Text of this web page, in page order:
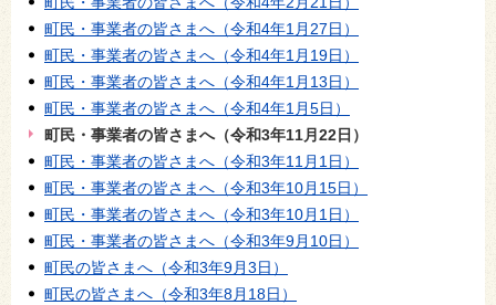
町民・事業者の皆さまへ（令和4年1月27日）
町民・事業者の皆さまへ（令和4年1月19日）
町民・事業者の皆さまへ（令和4年1月13日）
町民・事業者の皆さまへ（令和4年1月5日）
町民・事業者の皆さまへ（令和3年11月22日）
町民・事業者の皆さまへ（令和3年11月1日）
町民・事業者の皆さまへ（令和3年10月15日）
町民・事業者の皆さまへ（令和3年10月1日）
町民・事業者の皆さまへ（令和3年9月10日）
町民の皆さまへ（令和3年9月3日）
町民の皆さまへ（令和3年8月18日）